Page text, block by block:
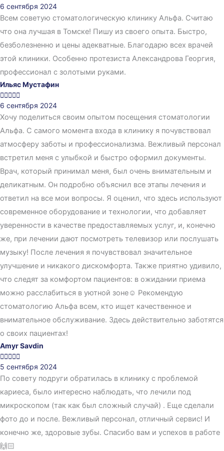
6 сентября 2024
Всем советую стоматологическую клинику Альфа. Считаю
что она лучшая в Томске! Пишу из своего опыта. Быстро,
безболезненно и цены адекватные. Благодарю всех врачей
этой клиники. Особенно протезиста Александрова Георгия,
профессионал с золотыми руками.
Ильяс Мустафин

6 сентября 2024
Хочу поделиться своим опытом посещения стоматологии
Альфа. С самого момента входа в клинику я почувствовал
атмосферу заботы и профессионализма. Вежливый персонал
встретил меня с улыбкой и быстро оформил документы.
Врач, который принимал меня, был очень внимательным и
деликатным. Он подробно объяснил все этапы лечения и
ответил на все мои вопросы. Я оценил, что здесь используют
современное оборудование и технологии, что добавляет
уверенности в качестве предоставляемых услуг, и, конечно
же, при лечении дают посмотреть телевизор или послушать
музыку! После лечения я почувствовал значительное
улучшение и никакого дискомфорта. Также приятно удивило,
что следят за комфортом пациентов: в ожидании приема
можно расслабиться в уютной зоне☺️ Рекомендую
стоматологию Альфа всем, кто ищет качественное и
внимательное обслуживание. Здесь действительно заботятся
о своих пациентах!
Amyr Savdin

5 сентября 2024
По совету подруги обратилась в клинику с проблемой
кариеса, было интересно наблюдать, что лечили под
микроскопом (так как был сложный случай) . Еще сделали
фото до и после. Вежливый персонал, отличный сервис! И
конечно же, здоровые зубы. Спасибо вам и успехов в работе
🙌🏻